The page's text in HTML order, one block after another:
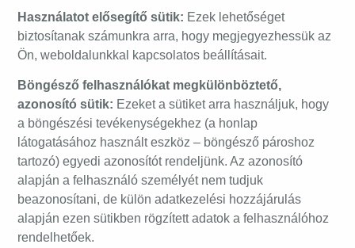
Használatot elősegítő sütik: Ezek lehetőséget
biztosítanak számunkra arra, hogy megjegyezhessük az
Ön, weboldalunkkal kapcsolatos beállításait.
Böngésző felhasználókat megkülönböztető,
azonosító sütik: Ezeket a sütiket arra használjuk, hogy
a böngészési tevékenységekhez (a honlap
látogatásához használt eszköz – böngésző pároshoz
tartozó) egyedi azonosítót rendeljünk. Az azonosító
alapján a felhasználó személyét nem tudjuk
beazonosítani, de külön adatkezelési hozzájárulás
alapján ezen sütikben rögzített adatok a felhasználóhoz
rendelhetőek.